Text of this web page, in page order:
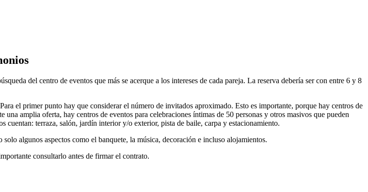
del centro de eventos que más se acerque a los intereses de cada pareja. La reserva debería ser con entre 6 y 8
el primer punto hay que considerar el número de invitados aproximado. Esto es importante, porque hay centros de
amplia oferta, hay centros de eventos para celebraciones íntimas de 50 personas y otros masivos que pueden
terraza, salón, jardín interior y/o exterior, pista de baile, carpa y estacionamiento.
algunos aspectos como el banquete, la música, decoración e incluso alojamientos.
consultarlo antes de firmar el contrato.